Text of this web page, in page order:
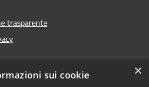
trasparente
accessibilità
×
sui cookie